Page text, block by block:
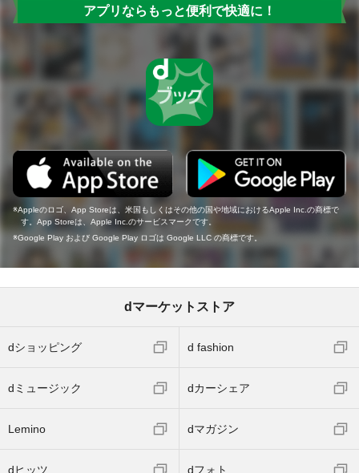
アプリならもっと便利で快適に！
Appleのロゴ、App Storeは、米国もしくはその他の国や地域におけるApple Inc.の商標で
す。App Storeは、Apple Inc.のサービスマークです。
Google Play および Google Play ロゴは Google LLC の商標です。
dマーケットストア
dショッピング d fashion
dミュージック dカーシェア
Lemino dマガジン
dヒッツ dフォト